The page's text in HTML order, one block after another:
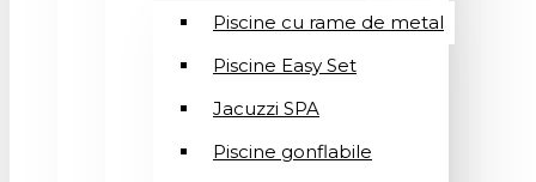
Piscine cu rame de metal
Piscine Easy Set
Jacuzzi SPA
Piscine gonflabile